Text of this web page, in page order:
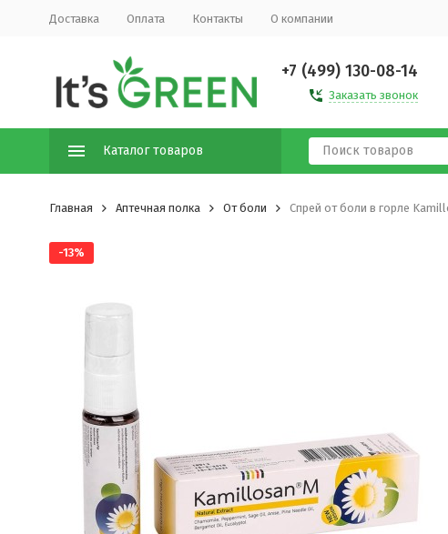
Доставка Оплата Контакты О компании
+7 (499) 130-08-14
Заказать звонок
Каталог товаров
Главная Аптечная полка От боли Спрей от боли в горле
-13%